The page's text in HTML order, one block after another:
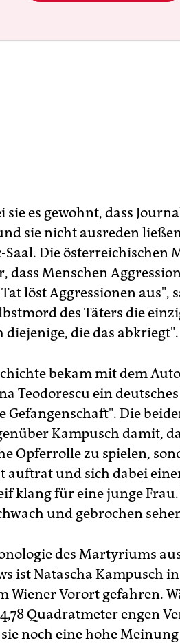
es gewohnt, dass
sie nicht ausreden
Die österreichischen
Menschen
löst Aggressionen aus",
des Täters die
die das abkriegt".
bekam mit dem
Teodorescu ein
Gefangenschaft". Die
Kampusch damit,
Opferrolle zu spielen,
auftrat und sich dabei
klang für eine junge
und gebrochen
des Martyriums
ist Natascha Kampusch
Wiener Vorort gefahren.
Quadratmeter engen
noch eine hohe